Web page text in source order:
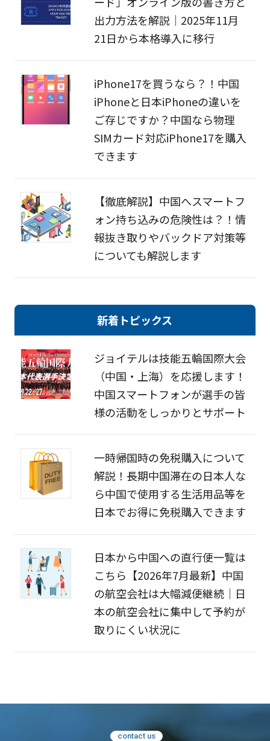
出力方法を解説｜2025年11月
21日から本格導入に移行
iPhone17を買うなら？！中国
iPhoneと日本iPhoneの違いを
ご存じですか？中国なら物理
SIMカード対応iPhone17を購入
できます
【徹底解説】中国へスマートフ
ォン持ち込みの危険性は？！情
報抜き取りやバックドア対策等
についても解説します
新着トピックス
ジョイテルは技能五輪国際大会
（中国・上海）を応援します！
中国スマートフォンが選手の皆
様の活動をしっかりとサポート
一時帰国時の免税購入について
解説！長期中国滞在の日本人な
ら中国で使用する生活用品等を
日本でお得に免税購入できます
日本から中国への直行便一覧は
こちら【2026年7月最新】中国
の航空会社は大幅減便継続｜日
本の航空会社に集中して予約が
取りにくい状況に
contact us